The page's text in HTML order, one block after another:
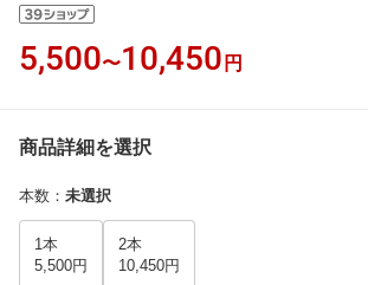
5,500〜10,450 円
商品詳細を選択
本数 ： 未選択
1本
5,500円
2本
10,450円